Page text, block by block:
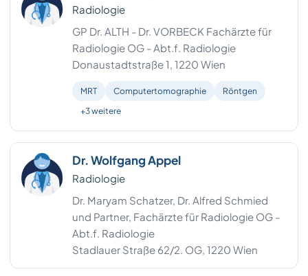
Radiologie
GP Dr. ALTH - Dr. VORBECK Fachärzte für
Radiologie OG - Abt.f. Radiologie
Donaustadtstraße 1, 1220 Wien
MRT Computertomographie
Röntgen
+3 weitere
Dr. Wolfgang Appel
Radiologie
Dr. Maryam Schatzer, Dr. Alfred Schmied
und Partner, Fachärzte für Radiologie OG -
Abt.f. Radiologie
Stadlauer Straße 62/2. OG, 1220 Wien